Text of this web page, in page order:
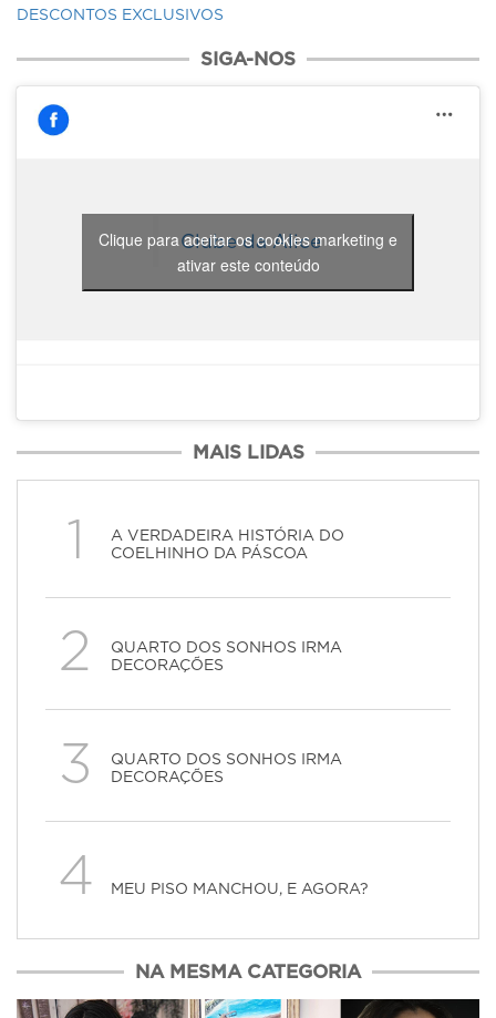
DESCONTOS EXCLUSIVOS
SIGA-NOS
Clube da Alice
Clique para aceitar os cookies marketing e
ativar este conteúdo
MAIS LIDAS
1
A VERDADEIRA HISTÓRIA DO
COELHINHO DA PÁSCOA
2
QUARTO DOS SONHOS IRMA
DECORAÇÕES
3
QUARTO DOS SONHOS IRMA
DECORAÇÕES
4 MEU PISO MANCHOU, E AGORA?
NA MESMA CATEGORIA